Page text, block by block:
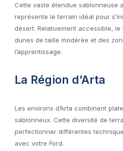
Cette vaste étendue sablonneuse
représente le terrain idéal pour
désert. Relativement accessible,
dunes de taille modérée et des
l’apprentissage.
La Région d’Arta
Les environs d’Arta combinent
sablonneux. Cette diversité de
perfectionner différentes
avec votre Ford.